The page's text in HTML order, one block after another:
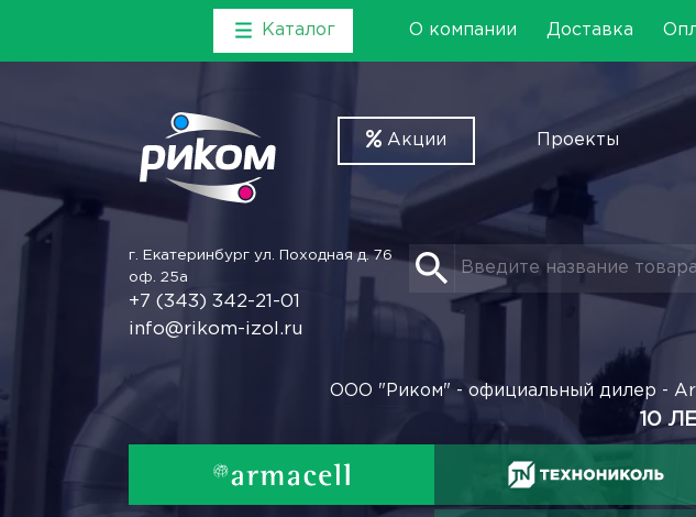
Каталог О компании Доставка
Акции Проекты
г. Екатеринбург ул. Походная д. 76
оф. 25а
+7 (343) 342-21-01
info@rikom-izol.ru
ООО "Риком" - официальный дилер -
10